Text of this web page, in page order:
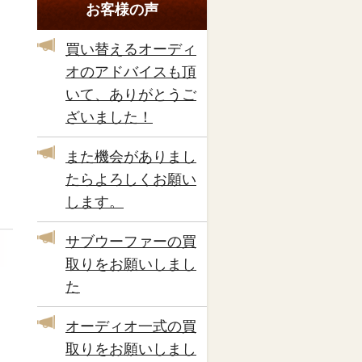
お客様の声
買い替えるオーディ
オのアドバイスも頂
いて、ありがとうご
ざいました！
また機会がありまし
たらよろしくお願い
します。
サブウーファーの買
取りをお願いしまし
た
オーディオ一式の買
取りをお願いしまし